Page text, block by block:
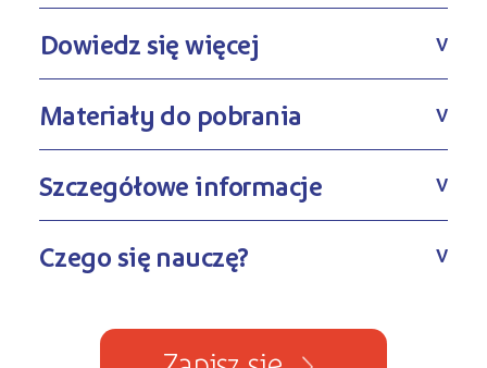
Dowiedz się więcej V
Materiały do pobrania V
Szczegółowe informacje V
Czego się nauczę? V